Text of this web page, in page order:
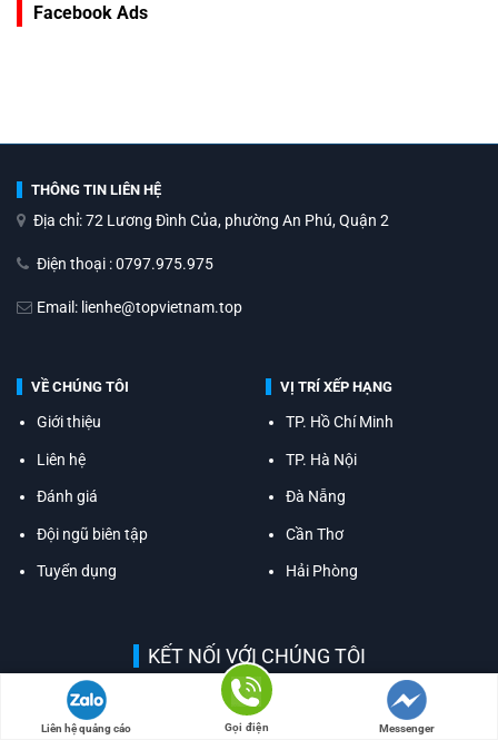
Facebook Ads
THÔNG TIN LIÊN HỆ
Địa chỉ: 72 Lương Đình Của, phường An Phú, Quận 2
Điện thoại : 0797.975.975
Email: lienhe@topvietnam.top
VỀ CHÚNG TÔI
Giới thiệu
Liên hệ
Đánh giá
Đội ngũ biên tập
Tuyển dụng
VỊ TRÍ XẾP HẠNG
TP. Hồ Chí Minh
TP. Hà Nội
Đà Nẵng
Cần Thơ
Hải Phòng
KẾT NỐI VỚI CHÚNG TÔI
Liên hệ quảng cáo Gọi điện Messenger